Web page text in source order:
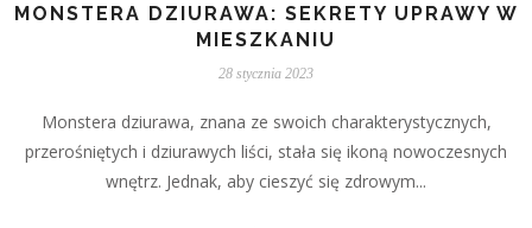
MONSTERA DZIURAWA: SEKRETY UPRAWY W
MIESZKANIU
28 stycznia 2023
Monstera dziurawa, znana ze swoich charakterystycznych,
przerośniętych i dziurawych liści, stała się ikoną nowoczesnych
wnętrz. Jednak, aby cieszyć się zdrowym...